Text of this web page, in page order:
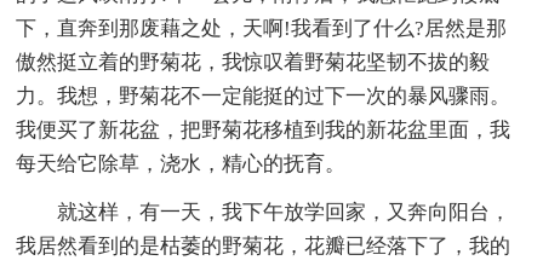
下，直奔到那废藉之处，天啊!我看到了什么?居然是那
傲然挺立着的野菊花，我惊叹着野菊花坚韧不拔的毅
力。我想，野菊花不一定能挺的过下一次的暴风骤雨。
我便买了新花盆，把野菊花移植到我的新花盆里面，我
每天给它除草，浇水，精心的抚育。
就这样，有一天，我下午放学回家，又奔向阳台，
我居然看到的是枯萎的野菊花，花瓣已经落下了，我的